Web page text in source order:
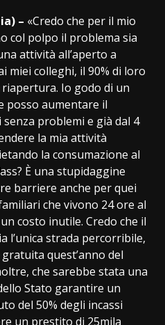
– «Credo che per il mio
col polpo il problema sia
attività all’aperto a
miei colleghi, il 90% di loro
Io godo di un
posso aumentare il
problemi e già dal 4
la mia attività
la consumazione al
È una stupidaggine
barriere anche per quei
che vivono 24 ore al
costo inutile. Credo che il
l’unica strada percorribile,
quest’anno del
che sarebbe stata una
Stato garantire un
del 50% degli incassi
un prestito di 25mila